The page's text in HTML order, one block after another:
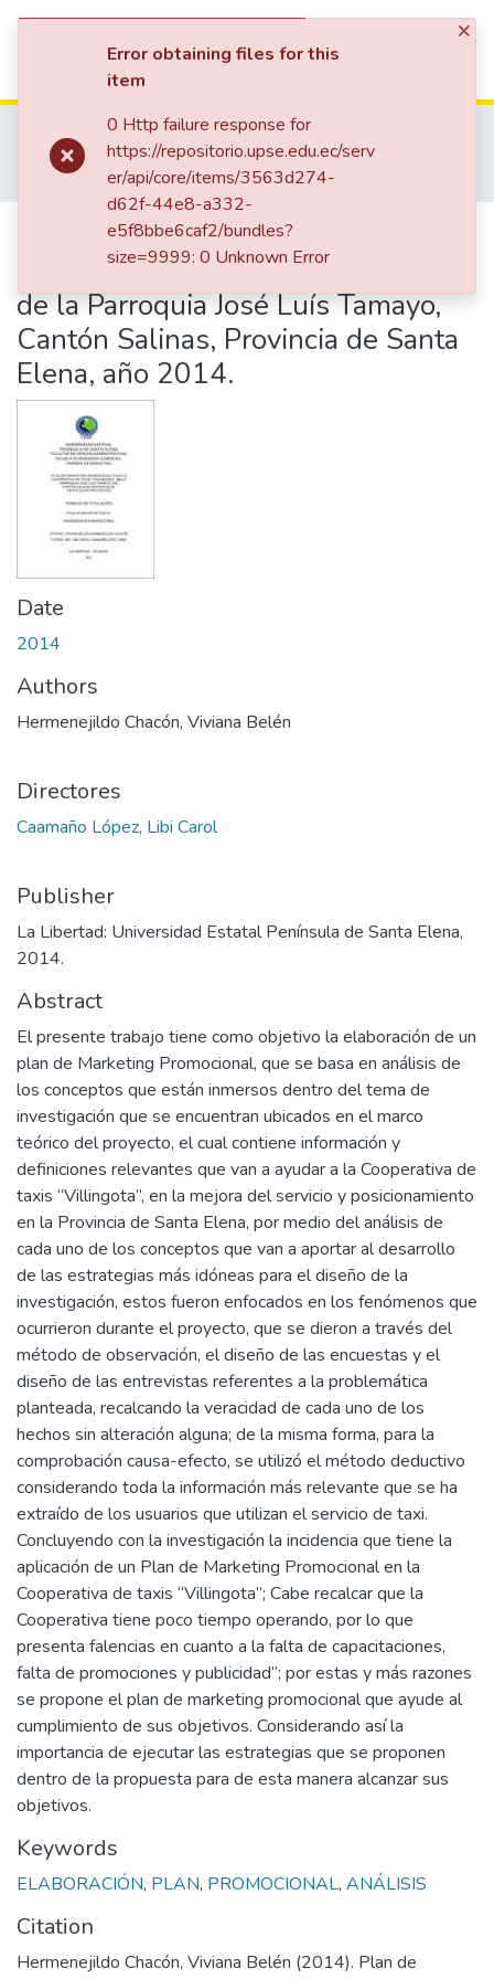
Communities & Collections
All of DSpace
Facultad de Ciencias Administrativas
Carrera de Marketing
Tesis de Marketing
Plan de Marketing promocional para la Cooperativa de Taxis Villingota, de la Parroquia José Luís Tamayo, Cantón Salinas, Provincia de Santa Elena, año 2014.
Plan de Marketing promocional para
la Cooperativa de Taxis Villingota,
de la Parroquia José Luís Tamayo,
Cantón Salinas, Provincia de Santa
Elena, año 2014.
Date
2014
Authors
Hermenejildo Chacón, Viviana Belén
Directores
Caamaño López, Libi Carol
Publisher
La Libertad: Universidad Estatal Península de Santa Elena,
2014.
Abstract
El presente trabajo tiene como objetivo la elaboración de un
plan de Marketing Promocional, que se basa en análisis de
los conceptos que están inmersos dentro del tema de
investigación que se encuentran ubicados en el marco
teórico del proyecto, el cual contiene información y
definiciones relevantes que van a ayudar a la Cooperativa de
taxis “Villingota”, en la mejora del servicio y posicionamiento
en la Provincia de Santa Elena, por medio del análisis de
cada uno de los conceptos que van a aportar al desarrollo
de las estrategias más idóneas para el diseño de la
investigación, estos fueron enfocados en los fenómenos que
ocurrieron durante el proyecto, que se dieron a través del
método de observación, el diseño de las encuestas y el
diseño de las entrevistas referentes a la problemática
planteada, recalcando la veracidad de cada uno de los
hechos sin alteración alguna; de la misma forma, para la
comprobación causa-efecto, se utilizó el método deductivo
considerando toda la información más relevante que se ha
extraído de los usuarios que utilizan el servicio de taxi.
Concluyendo con la investigación la incidencia que tiene la
aplicación de un Plan de Marketing Promocional en la
Cooperativa de taxis “Villingota”; Cabe recalcar que la
Cooperativa tiene poco tiempo operando, por lo que
presenta falencias en cuanto a la falta de capacitaciones,
falta de promociones y publicidad”; por estas y más razones
se propone el plan de marketing promocional que ayude al
cumplimiento de sus objetivos. Considerando así la
importancia de ejecutar las estrategias que se proponen
dentro de la propuesta para de esta manera alcanzar sus
objetivos.
Keywords
ELABORACIÓN, PLAN, PROMOCIONAL, ANÁLISIS
Citation
Hermenejildo Chacón, Viviana Belén (2014). Plan de
×
Error obtaining files for this
item
0 Http failure response for
https://repositorio.upse.edu.ec/serv
er/api/core/items/3563d274-
d62f-44e8-a332-
e5f8bbe6caf2/bundles?
size=9999: 0 Unknown Error